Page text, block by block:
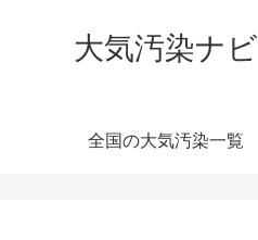
大気汚染ナビ
全国の大気汚染一覧